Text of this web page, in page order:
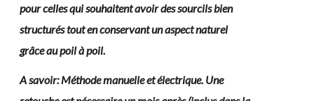
pour celles qui souhaitent avoir des sourcils bien
structurés tout en conservant un aspect naturel
grâce au poil à poil.
A savoir: Méthode manuelle et électrique. Une